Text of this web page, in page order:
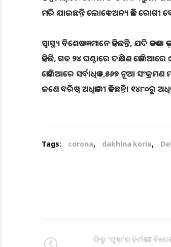
ମରି ଯାଇଛନ୍ତି ଲୋକେ । ଅନ୍ୟ କିଛି ରୋଗୀ
ସ୍ବାସ୍ଥ୍ୟ ବିଶେଷଜ୍ଞମାନେ କହିଛନ୍ତି, ଯଦି
କହିଛି, ଗତ ୨୪ ଘଣ୍ଟାରେ ଦକ୍ଷିଣ
କୋରିଆରେ ସର୍ବାଧିକ ୫,୫୬୭ ନୂଆ ସଂକ୍ରମଣ
ଜଣେ ବରିଷ୍ଠ ଅଧିକାରୀ କହିଛନ୍ତି। ୧୪୮୦ରୁ
Tags: corona, dakhina koria,
ଫିଲ୍ମ ‘ପୁଷ୍ପା’ର ନିର୍ମାତାଙ୍କ